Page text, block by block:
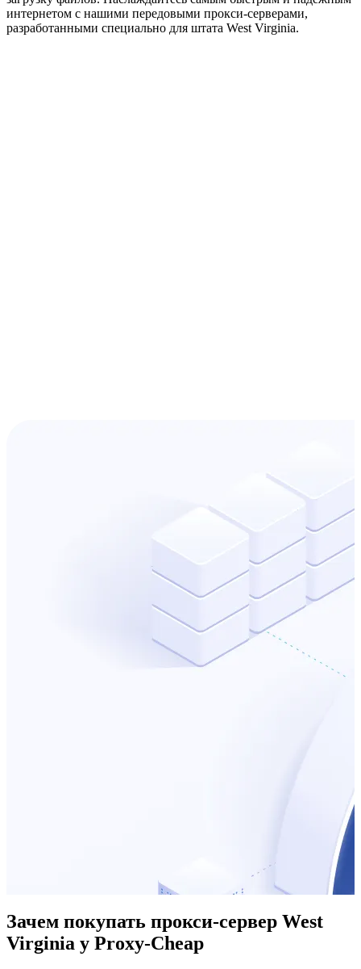
интернетом с нашими передовыми прокси-серверами,
разработанными специально для штата West Virginia.
Зачем покупать прокси-сервер West
Virginia у Proxy-Cheap